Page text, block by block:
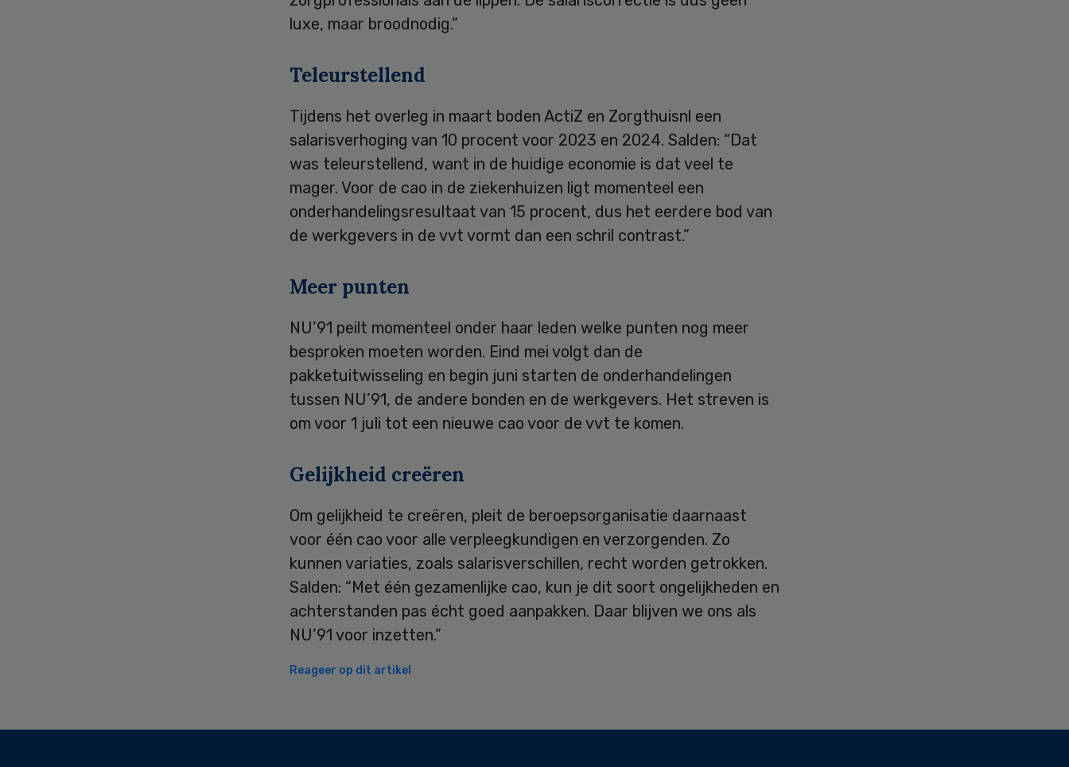
luxe, maar broodnodig.”
Teleurstellend
Tijdens het overleg in maart boden ActiZ en Zorgthuisnl een
salarisverhoging van 10 procent voor 2023 en 2024. Salden: “Dat
was teleurstellend, want in de huidige economie is dat veel te
mager. Voor de cao in de ziekenhuizen ligt momenteel een
onderhandelingsresultaat van 15 procent, dus het eerdere bod van
de werkgevers in de vvt vormt dan een schril contrast.”
Meer punten
NU’91 peilt momenteel onder haar leden welke punten nog meer
besproken moeten worden. Eind mei volgt dan de
pakketuitwisseling en begin juni starten de onderhandelingen
tussen NU’91, de andere bonden en de werkgevers. Het streven is
om voor 1 juli tot een nieuwe cao voor de vvt te komen.
Gelijkheid creëren
Om gelijkheid te creëren, pleit de beroepsorganisatie daarnaast
voor één cao voor alle verpleegkundigen en verzorgenden. Zo
kunnen variaties, zoals salarisverschillen, recht worden getrokken.
Salden: “Met één gezamenlijke cao, kun je dit soort ongelijkheden en
achterstanden pas écht goed aanpakken. Daar blijven we ons als
NU’91 voor inzetten.”
Reageer op dit artikel
Secondary